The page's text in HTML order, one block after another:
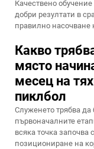
Качествено
добри резултати в
правилно насочване
Какво
място
месец на
пиклбол
Служенето трябва да
първоначалните
всяка точка
позициониране на